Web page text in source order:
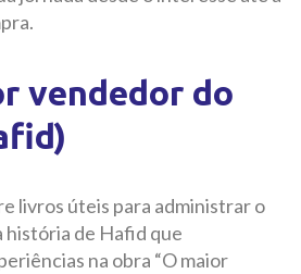
vendedor do
livros úteis para administrar o
história de Hafid que
na obra “O maior